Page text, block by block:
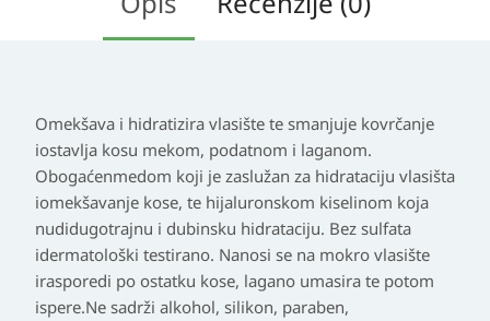
Omekšava i hidratizira vlasište te smanjuje kovrčanje
iostavlja kosu mekom, podatnom i laganom.
Obogaćenmedom koji je zaslužan za hidrataciju vlasišta
iomekšavanje kose, te hijaluronskom kiselinom koja
nudidugotrajnu i dubinsku hidrataciju. Bez sulfata
idermatološki testirano. Nanosi se na mokro vlasište
irasporedi po ostatku kose, lagano umasira te potom
ispere.Ne sadrži alkohol, silikon, paraben,